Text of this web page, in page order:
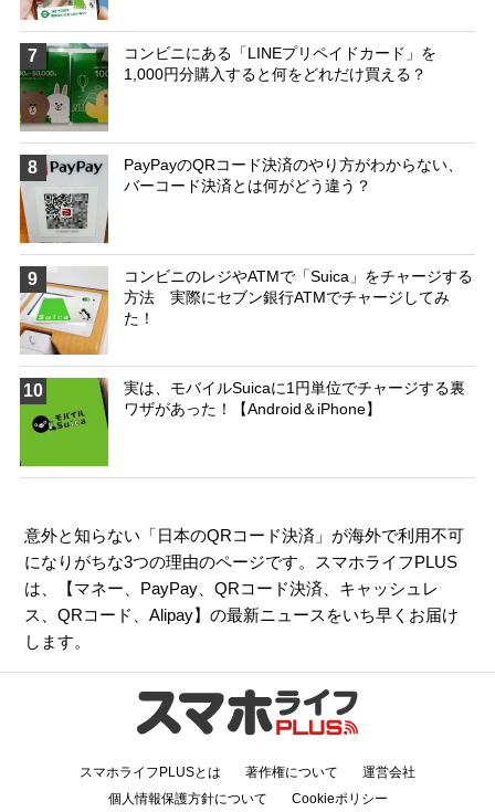
7
コンビニにある「LINEプリペイドカード」を
1,000円分購入すると何をどれだけ買える？
8
PayPayのQRコード決済のやり方がわからない、
バーコード決済とは何がどう違う？
9
コンビニのレジやATMで「Suica」をチャージする
方法 実際にセブン銀行ATMでチャージしてみ
た！
10
実は、モバイルSuicaに1円単位でチャージする裏
ワザがあった！【Android＆iPhone】
意外と知らない「日本のQRコード決済」が海外で利用不可
になりがちな3つの理由のページです。スマホライフPLUS
は、【マネー PayPay 、QRコード決済
キャッシュレ
ス
、QRコード 、Alipay】の最新ニュースをいち早くお届け
します。
スマホライフPLUSとは 著作権について
運営会社
個人情報保護方針について
Cookieポリシー